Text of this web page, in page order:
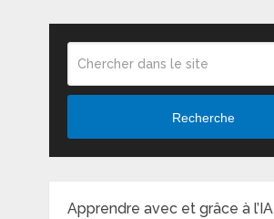
Recherche
Apprendre avec et grâce à l’IA